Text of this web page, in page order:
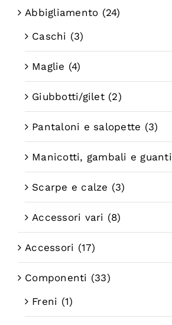
Abbigliamento (24)
Caschi (3)
Maglie (4)
Giubbotti/gilet (2)
Pantaloni e salopette (3)
Manicotti, gambali e guanti
Scarpe e calze (3)
Accessori vari (8)
Accessori (17)
Componenti (33)
Freni (1)